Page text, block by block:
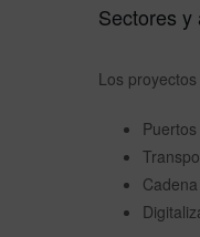
Sectores y
Los